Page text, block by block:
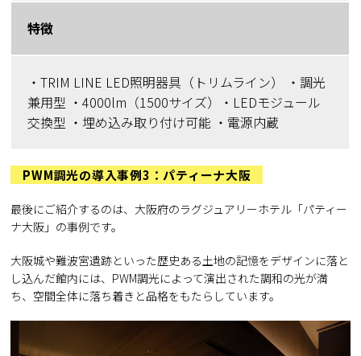
特徴
・TRIM LINE LED照明器具（トリムライン） ・調光
兼用型 ・4000lm（1500サイズ）・LEDモジュール
交換型 ・埋め込み取り付け可能 ・電源内蔵
PWM調光の導入事例3：パティーナ大阪
最後にご紹介するのは、大阪府のラグジュアリーホテル「パティー
ナ大阪」の事例です。
大阪城や難波宮遺跡といった歴史ある土地の記憶をデザインに落と
し込んだ館内には、PWM調光によって演出された調和の光が満
ち、空間全体に落ち着きと品格をもたらしています。